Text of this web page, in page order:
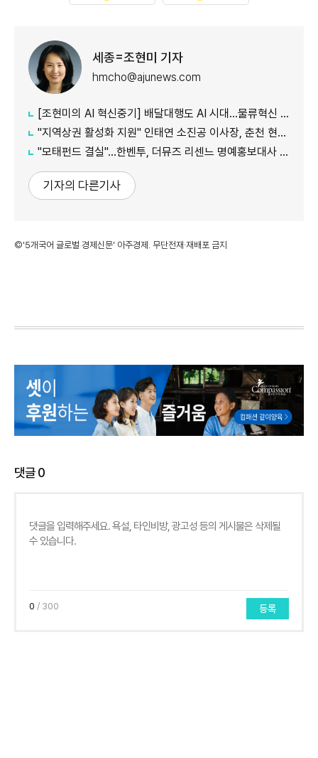
세종=조현미 기자
hmcho@ajunews.com
[조현미의 AI 혁신중기] 배달대행도 AI 시대…물류혁신 선도하는 부릉
"지역상권 활성화 지원" 인태연 소진공 이사장, 춘천 현장방문
"모태펀드 결실"…한벤투, 더뮤즈 리센느 명예홍보대사 임명
기자의 다른기사
©'5개국어 글로벌 경제신문' 아주경제. 무단전재·재배포 금지
댓글0
0 / 300 등록